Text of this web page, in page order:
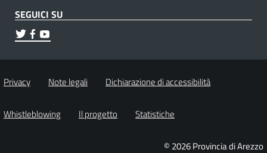
SEGUICI SU
Privacy Note legali Dichiarazione di accessibilità
Whistleblowing Il progetto Statistiche
© 2026 Provincia di Arezzo